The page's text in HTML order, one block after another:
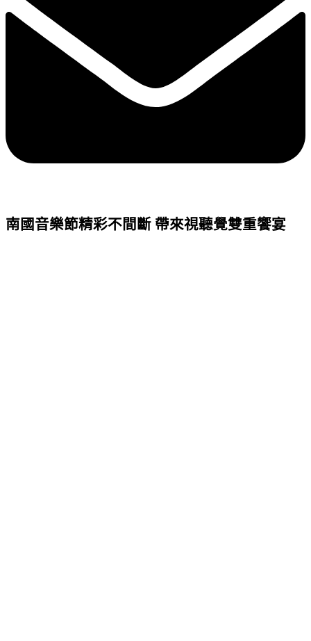
南國音樂節精彩不間斷 帶來視聽覺雙重饗宴